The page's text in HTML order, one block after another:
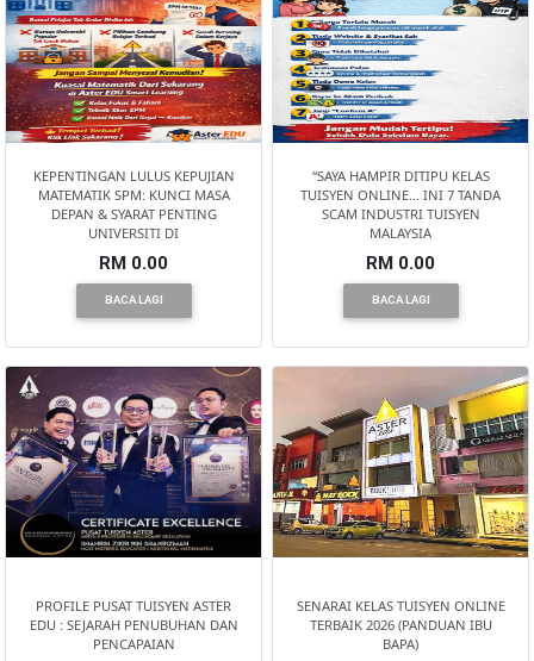
KEPENTINGAN LULUS KEPUJIAN
MATEMATIK SPM: KUNCI MASA
DEPAN & SYARAT PENTING
UNIVERSITI DI
RM 0.00
BACA LAGI
“SAYA HAMPIR DITIPU KELAS
TUISYEN ONLINE… INI 7 TANDA
SCAM INDUSTRI TUISYEN
MALAYSIA
RM 0.00
BACA LAGI
PROFILE PUSAT TUISYEN ASTER
EDU : SEJARAH PENUBUHAN DAN
PENCAPAIAN
SENARAI KELAS TUISYEN ONLINE
TERBAIK 2026 (PANDUAN IBU
BAPA)
LABUAN(2)
MALAYSIA(82)
INDONESIA(1)
SINGAPORE(0)
BRUNEI(0)